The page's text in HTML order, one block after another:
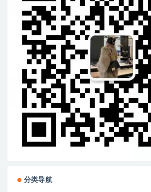
分类导航